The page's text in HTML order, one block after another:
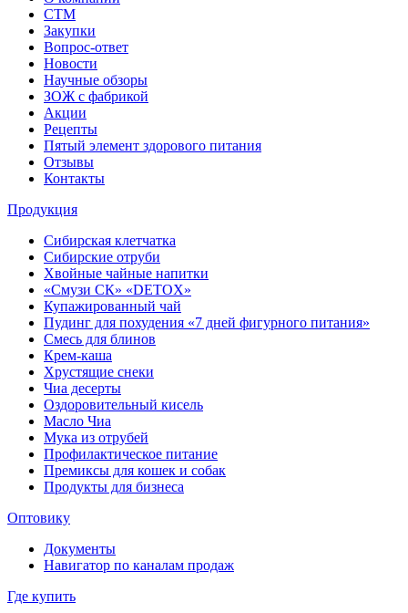
СТМ
Закупки
Вопрос-ответ
Новости
Научные обзоры
ЗОЖ с фабрикой
Акции
Рецепты
Пятый элемент здорового питания
Отзывы
Контакты
Продукция
Сибирская клетчатка
Сибирские отруби
Хвойные чайные напитки
«Смузи СК» «DETOX»
Купажированный чай
Пудинг для похудения «7 дней фигурного питания»
Смесь для блинов
Крем-каша
Хрустящие снеки
Чиа десерты
Оздоровительный кисель
Масло Чиа
Мука из отрубей
Профилактическое питание
Премиксы для кошек и собак
Продукты для бизнеса
Оптовику
Документы
Навигатор по каналам продаж
Где купить